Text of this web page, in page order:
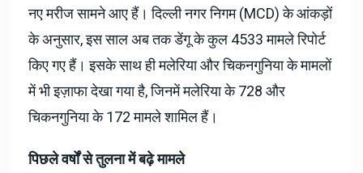
नए मरीज सामने आए हैं। दिल्ली नगर निगम (MCD) के आंकड़ों
के अनुसार, इस साल अब तक डेंगू के कुल 4533 मामले रिपोर्ट
किए गए हैं। इसके साथ ही मलेरिया और चिकनगुनिया के मामलों
में भी इज़ाफा देखा गया है, जिनमें मलेरिया के 728 और
चिकनगुनिया के 172 मामले शामिल हैं।
पिछले वर्षों से तुलना में बढ़े मामले